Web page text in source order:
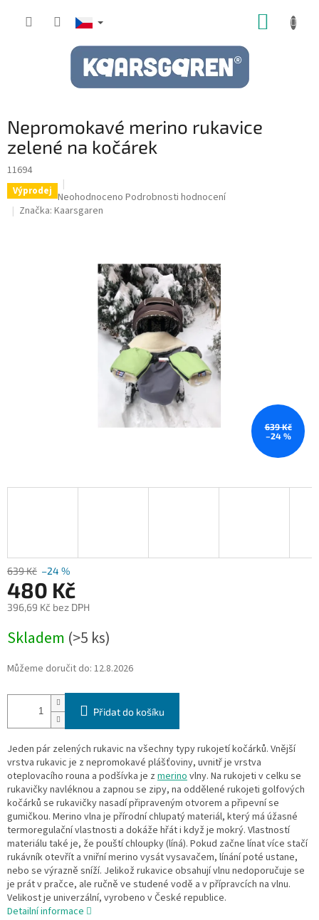
Nepromokavé merino rukavice
zelené na kočárek
11694
Výprodej Průměrné
hodnocení
hvězdiček.
Neohodnoceno Podrobnosti hodnocení
Značka: Kaarsgaren
639 Kč
–24 %
639 Kč –24 %
480 Kč
396,69 Kč bez DPH
cena:
Skladem (>5 ks)
Můžeme doručit do: 12.8.2026
Přidat do košíku
Jeden pár zelených rukavic na všechny typy rukojetí kočárků. Vnější
vrstva rukavic je z nepromokavé plášťoviny, uvnitř je vrstva
oteplovacího rouna a podšívka je z merinovlny. Na rukojeti v celku se
rukavičky navléknou a zapnou se zipy, na oddělené rukojeti golfových
kočárků se rukavičky nasadí připraveným otvorem a připevní se
gumičkou. Merino vlna je přírodní chlupatý materiál, který má úžasné
termoregulační vlastnosti a dokáže hřát i když je mokrý. Vlastností
materiálu také je, že pouští chloupky (líná). Pokud začne línat více stačí
rukávník otevřít a vniřní merino vysát vysavačem, línání poté ustane,
nebo se výrazně sníží. Jelikož rukavice obsahují vlnu nedoporučuje se
je prát v pračce, ale ručně ve studené vodě a v přípravcích na vlnu.
Velikost je univerzální, vyrobeno v České republice.
Detailní informace